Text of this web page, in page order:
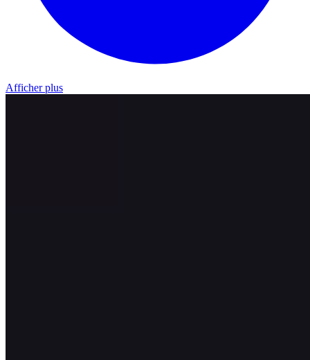
Afficher plus